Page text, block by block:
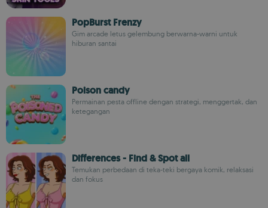
PopBurst Frenzy
Gim arcade letus gelembung berwarna-warni untuk
hiburan santai
Poison candy
Permainan pesta offline dengan strategi, menggertak, dan
ketegangan
Differences - Find & Spot all
Temukan perbedaan di teka-teki bergaya komik, relaksasi
dan fokus